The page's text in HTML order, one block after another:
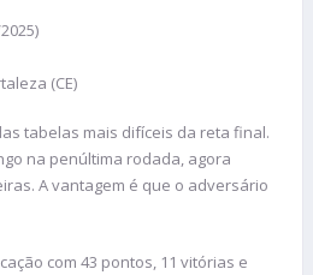
(CE)
tabelas mais difíceis da reta final.
na penúltima rodada, agora
A vantagem é que o adversário
com 43 pontos, 11 vitórias e